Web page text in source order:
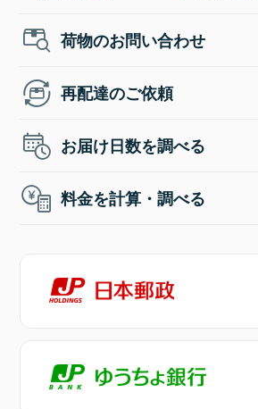
荷物のお問い合わせ
再配達のご依頼
お届け日数を調べる
料金を計算・調べる